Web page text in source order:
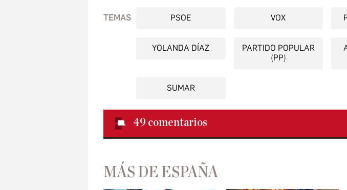
TEMAS PSOE VOX
YOLANDA DÍAZ
PARTIDO POPULAR
(PP)
SUMAR
49 comentarios
MÁS DE ESPAÑA